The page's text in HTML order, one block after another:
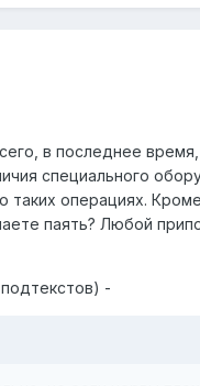
в последнее
специального
операциях.
паять? Любой
-